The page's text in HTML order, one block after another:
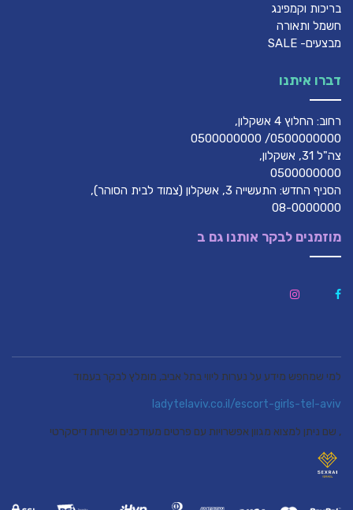
בריכות וקמפינג
חשמל ותאורה
מבצעים- SALE
דברו איתנו
רחוב: החלוץ 4 אשקלון,
0500000000/ 0500000000
צה"ל 31, אשקלון,
0500000000
הסניף החדש: התעשייה 3, אשקלון (צמוד לבית הסוהר),
08-0000000
מוזמנים לבקר אותנו גם ב
למי שמחפש מידע על נערות ליווי בתל אביב, מומלץ לבקר בעמוד
ladytelaviv.co.il/escort-girls-tel-aviv
, שם ניתן למצוא מגוון אפשרויות עם פרטים מעודכנים ושירות דיסקרטי